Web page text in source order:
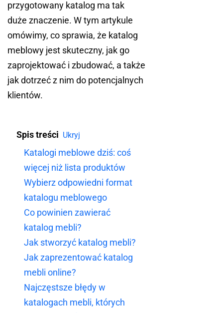
przygotowany katalog ma tak
duże znaczenie. W tym artykule
omówimy, co sprawia, że katalog
meblowy jest skuteczny, jak go
zaprojektować i zbudować, a także
jak dotrzeć z nim do potencjalnych
klientów.
Spis treści Ukryj
Katalogi meblowe dziś: coś
więcej niż lista produktów
Wybierz odpowiedni format
katalogu meblowego
Co powinien zawierać
katalog mebli?
Jak stworzyć katalog mebli?
Jak zaprezentować katalog
mebli online?
Najczęstsze błędy w
katalogach mebli, których